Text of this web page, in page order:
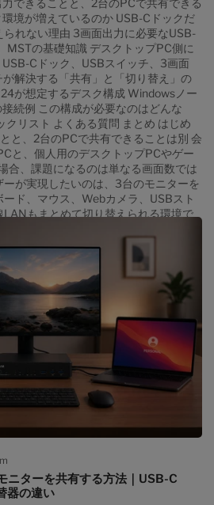
できることと、2台のPCで共有できる
境が増えているのか USB-Cドックだ
れない理由 3画面出力に必要なUSB-
MSTの基礎知識 デスクトップPC側に
Cドック、USBスイッチ、3画面
解決する「共有」と「切り替え」の
が想定するデスク構成 Windowsノー
続例 この構成が必要なのはどんな
クリスト よくある質問 まとめ はじめ
と、2台のPCで共有できることは別 会
と、個人用のデスクトップPCやゲー
合、課題になるのは単なる画面数では
が実現したいのは、3台のモニターを
ド、マウス、Webカメラ、USBスト
LANもまとめて切り替えられる環境で
張はできるかもしれません。しかし、
クトップPCの切り替えが完成するわけ
Cドックは、接続した1台のノート
LAN端子などを追加する機器であり、
体を共有するための切り替え装置では
C端子があるだけでは、Windows 3
できません。DisplayPort Alt Mode、
イ上限、映像帯域、OSの仕様など、
あります。 この記事では、USB-Cド
問題の違いを整理し、MST対応
トップPCでトリプルモニター環境を
解説します。 なぜ3画面デスク環境が増
複数のアプリケーションや情報を同
ーザーにとって、画面ごとに役割を
開発、システム監視、IT運用 開発者
ー、2台目にブラウザーやドキュメン
ル、仮想マシンを表示できます。IT管
ニターを共有する方法｜USB-C
器の違い